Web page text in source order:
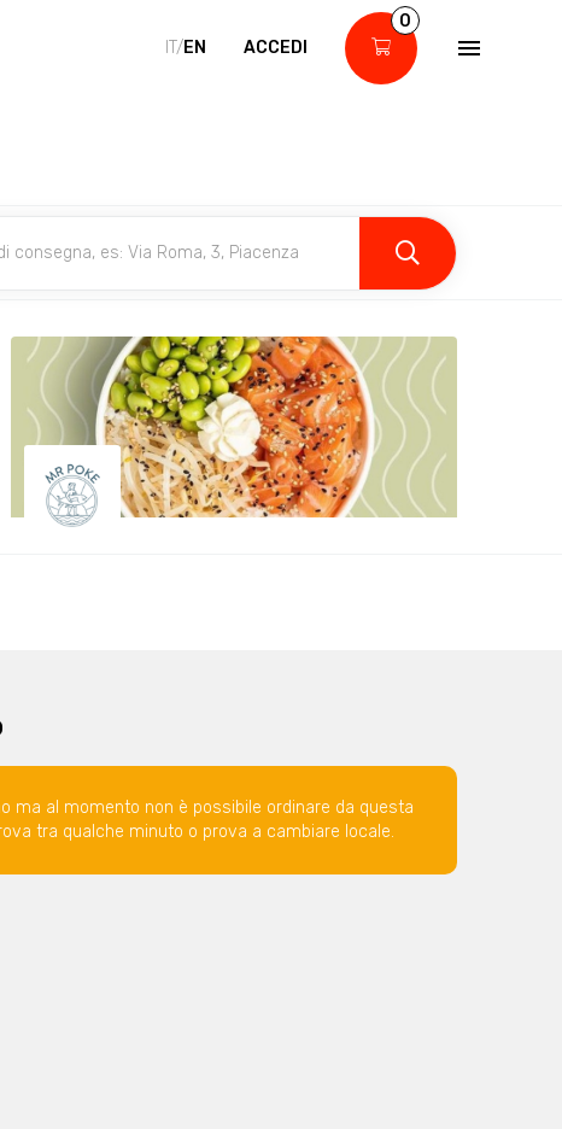
IT/EN ACCEDI
0
ma al momento non è possibile ordinare da questa
tra qualche minuto o prova a cambiare locale.